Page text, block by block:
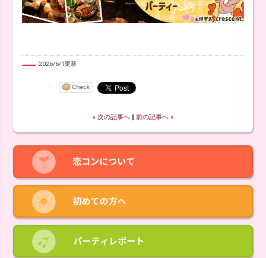
2026/6/1更新
« 次の記事へ 前の記事へ »